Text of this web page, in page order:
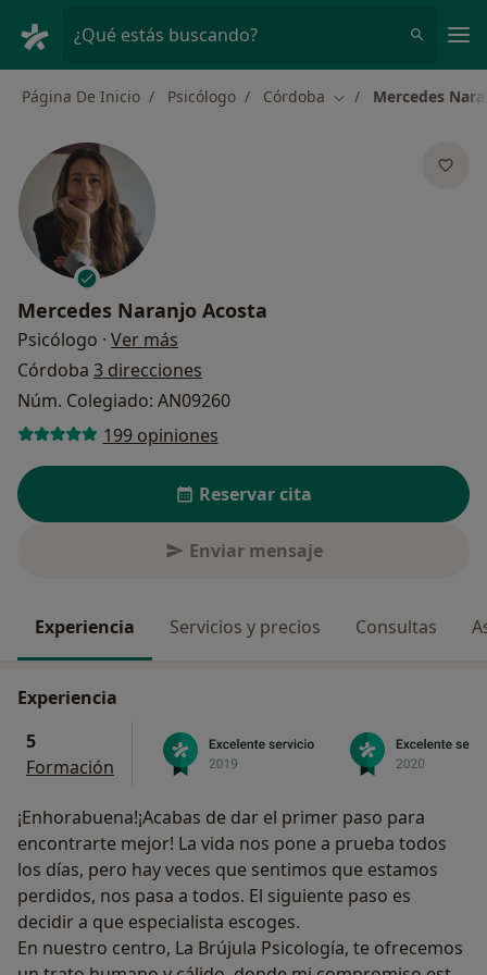
¿Qué estás buscando?
Página De Inicio Psicólogo Córdoba Cambiar de ciudad
Mercedes
Mercedes Naranjo Acosta
Psicólogo · Ver más
Córdoba 3 direcciones
Núm. Colegiado: AN09260
199 opiniones
Reservar cita
Enviar mensaje
Experiencia Servicios y precios Consultas
Experiencia
5
Formación
¡Enhorabuena!¡Acabas de dar el primer paso para
encontrarte mejor! La vida nos pone a prueba todos
los días, pero hay veces que sentimos que estamos
perdidos, nos pasa a todos. El siguiente paso es
decidir a que especialista escoges.
En nuestro centro, La Brújula Psicología, te ofrecemos